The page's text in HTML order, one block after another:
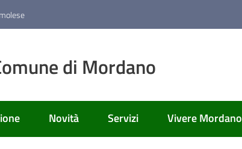
di Mordano
Novità Servizi Vivere Mordano